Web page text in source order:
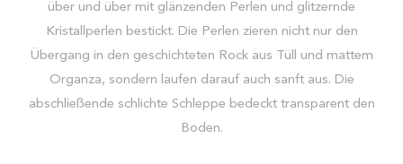
über und über mit glänzenden Perlen und glitzernde
Kristallperlen bestickt. Die Perlen zieren nicht nur den
Übergang in den geschichteten Rock aus Tüll und mattem
Organza, sondern laufen darauf auch sanft aus. Die
abschließende schlichte Schleppe bedeckt transparent den
Boden.